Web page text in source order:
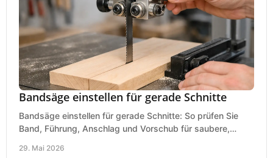
Bandsäge einstellen für gerade Schnitte
Bandsäge einstellen für gerade Schnitte: So prüfen Sie
Band, Führung, Anschlag und Vorschub für saubere,
29. Mai 2026